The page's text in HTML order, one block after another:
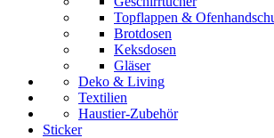
Topflappen &
Brotdosen
Keksdosen
Gläser
Deko & Living
Textilien
Haustier-Zubehör
Sticker